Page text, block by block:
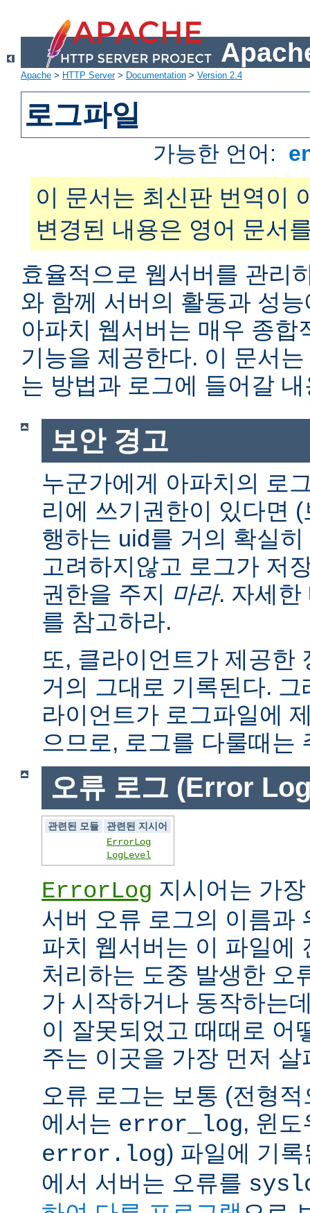
Apache > HTTP Server> Documentation > Version 2.4
로그파일
가능한 언어:
이 문서는 최신판 번역이
변경된 내용은 영어 문서
효율적으로 웹서버를 관리
와 함께 서버의 활동과 성
아파치 웹서버는 매우 종합
기능을 제공한다. 이 문서
는 방법과 로그에 들어갈
보안 경고
누군가에게 아파치의 로
리에 쓰기권한이 있다면
행하는 uid를 거의 확실
고려하지않고 로그가 저
권한을 주지 마라. 자세
를 참고하라.
또, 클라이언트가 제공한
거의 그대로 기록된다.
라이언트가 로그파일에
으므로, 로그를 다룰때는
오류 로그 (Error
관련된 모듈
관련된 지시어
ErrorLog
LogLevel
ErrorLog 지시어는 가
서버 오류 로그의 이름과
파치 웹서버는 이 파일에
처리하는 도중 발생한 오
가 시작하거나 동작하는
이 잘못되었고 때때로 어
주는 이곳을 가장 먼저 살
오류 로그는 보통 (전형
에서는 error_log, 윈
error.log) 파일에 기
에서 서버는 오류를